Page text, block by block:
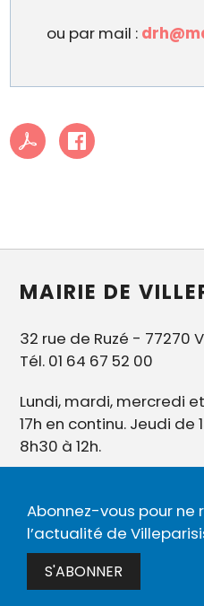
ou par mail :
MAIRIE DE
32 rue de Ruzé - 77270
Tél. 01 64 67 52 00
Lundi, mardi, mercredi
17h en continu. Jeudi de
8h30 à 12h.
Abonnez-vous pour ne
l’actualité de
S'ABONNER